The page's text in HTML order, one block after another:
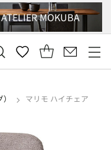
ATELIER MOKUBA
マリモ ハイチェア